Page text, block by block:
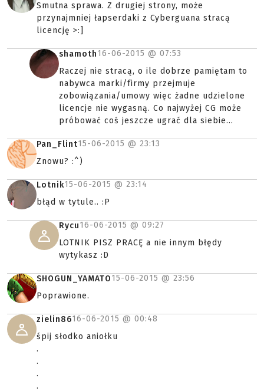
Smutna sprawa. Z drugiej strony, może
przynajmniej łapserdaki z Cyberguana stracą
licencję >:]
shamoth16-06-2015 @ 07:53
Raczej nie stracą, o ile dobrze pamiętam to
nabywca marki/firmy przejmuje
zobowiązania/umowy więc żadne udzielone
licencje nie wygasną. Co najwyżej CG może
próbować coś jeszcze ugrać dla siebie...
Pan_Flint15-06-2015 @ 23:13
Znowu? :^)
Lotnik15-06-2015 @ 23:14
błąd w tytule.. :P
Rycu16-06-2015 @ 09:27
LOTNIK PISZ PRACĘ a nie innym błędy
wytykasz :D
SHOGUN_YAMATO15-06-2015 @ 23:56
Poprawione.
zielin8616-06-2015 @ 00:48
śpij słodko aniołku
.
.
.
.